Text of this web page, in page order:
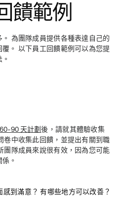
饋範例
為團隊成員提供各種表達自己的
。 以下員工回饋範例可以為您提
90 天計劃後，請就其體驗收集
卷中收集此回饋，並提出有關到職
團隊成員來說很有效，因為您可能
。
到滿意？ 有哪些地方可以改善？